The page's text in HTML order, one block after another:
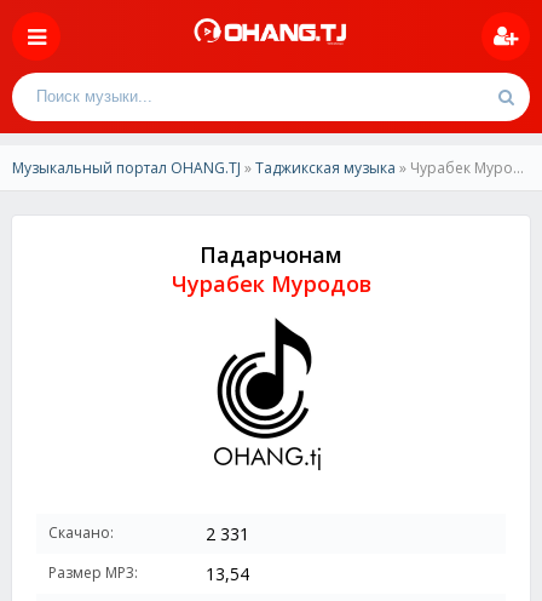
Музыкальный портал OHANG.TJ »Таджикская музыка » Чурабек Муродов-Падарчонам
Падарчонам
Чурабек Муродов
Скачано: 2 331
Размер MP3: 13,54